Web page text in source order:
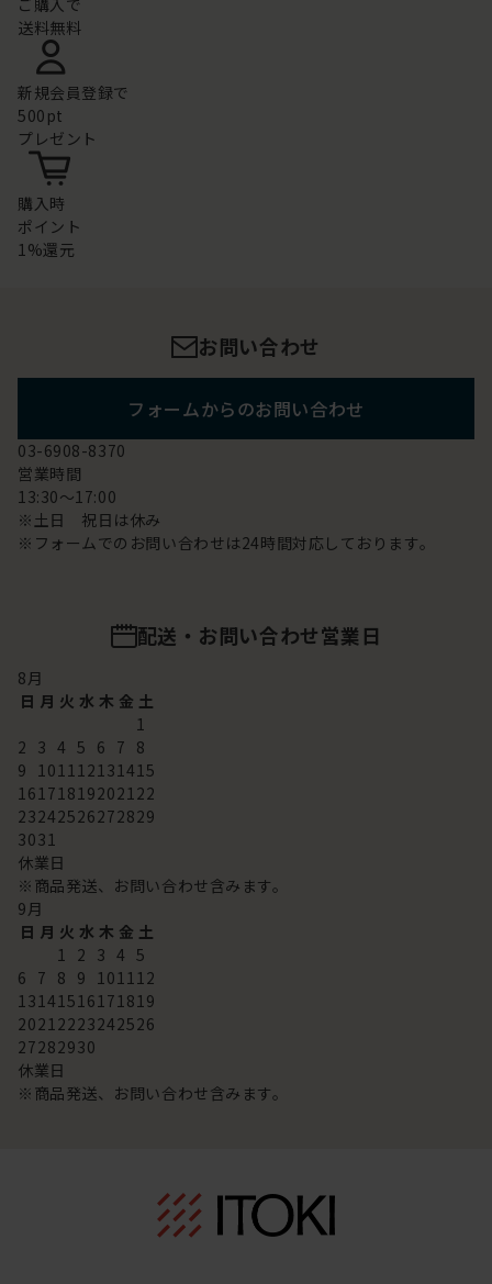
ご購入で
送料無料
新規会員登録で
500pt
プレゼント
購入時
ポイント
1%還元
お問い合わせ
フォームからのお問い合わせ
03-6908-8370
営業時間
13:30～17:00
※土日 祝日は休み
※フォームでのお問い合わせは24時間対応しております。
配送・お問い合わせ営業日
8月
日 月 火 水 木 金 土
1
2 3 4 5 6 7 8
9 101112131415
16171819202122
23242526272829
3031
休業日
※商品発送、お問い合わせ含みます。
9月
日 月 火 水 木 金 土
1 2 3 4 5
6 7 8 9 101112
13141516171819
20212223242526
27282930
休業日
※商品発送、お問い合わせ含みます。